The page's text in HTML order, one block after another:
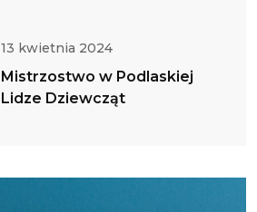
13 kwietnia 2024
Mistrzostwo w Podlaskiej
Lidze Dziewcząt